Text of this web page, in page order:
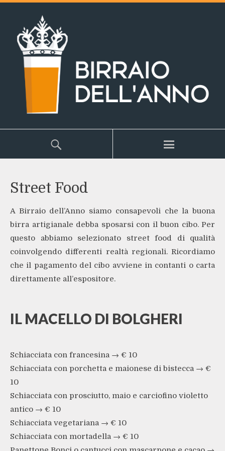
Street Food
A Birraio dell’Anno siamo consapevoli che la buona
birra artigianale debba sposarsi con il buon cibo. Per
questo abbiamo selezionato street food di qualità
coinvolgendo differenti realtà regionali. Ricordiamo
che il pagamento del cibo avviene in contanti o carta
direttamente all’espositore.
IL MACELLO DI BOLGHERI
Schiacciata con francesina → € 10
Schiacciata con porchetta e maionese di bistecca → €
10
Schiacciata con prosciutto, maio e carciofino violetto
antico → € 10
Schiacciata vegetariana → € 10
Schiacciata con mortadella → € 10